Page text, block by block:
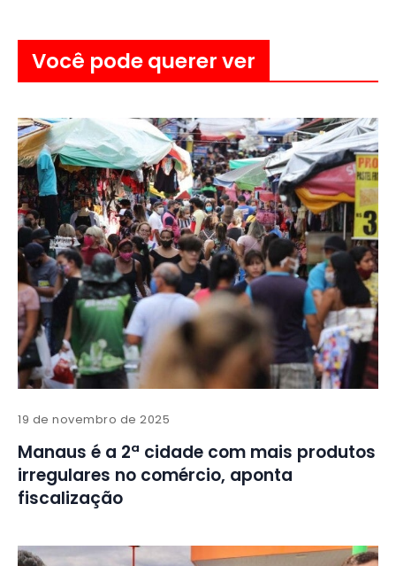
Você pode querer ver
19 de novembro de 2025
Manaus é a 2ª cidade com mais produtos
irregulares no comércio, aponta
fiscalização